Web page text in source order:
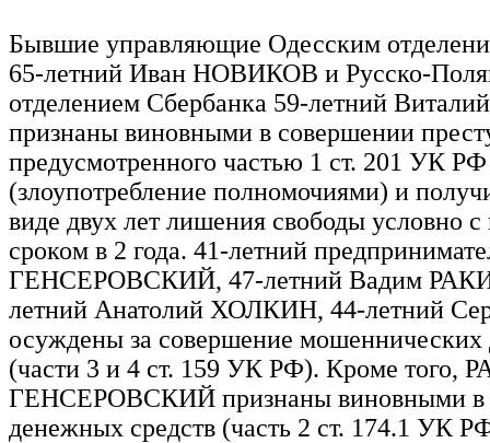
Бывшие управляющие Одесским
65-летний Иван НОВИКОВ и Русско-
отделением Сбербанка 59-летний
признаны виновными в совершении
предусмотренного частью 1 ст. 201 УК РФ
(злоупотребление полномочиями) и
виде двух лет лишения свободы условно
сроком в 2 года. 41-летний
ГЕНСЕРОВСКИЙ, 47-летний Вадим
летний Анатолий ХОЛКИН, 44-летний
осуждены за совершение мошеннических
(части 3 и 4 ст. 159 УК РФ). Кроме того,
ГЕНСЕРОВСКИЙ признаны виновными в
денежных средств (часть 2 ст. 174.1 УК